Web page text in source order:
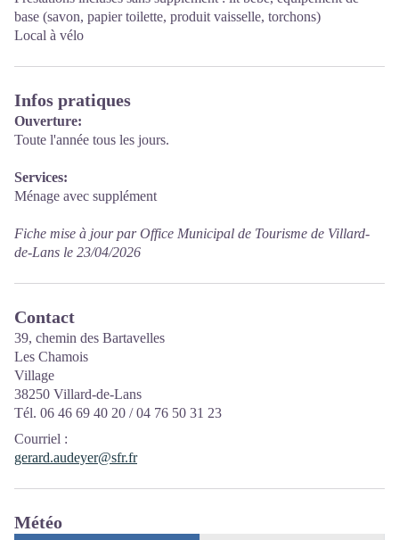
base (savon, papier toilette, produit vaisselle, torchons)
Local à vélo
Infos pratiques
Ouverture:
Toute l'année tous les jours.
Services:
Ménage avec supplément
Fiche mise à jour par Office Municipal de Tourisme de Villard-
de-Lans le 23/04/2026
Contact
39, chemin des Bartavelles
Les Chamois
Village
38250 Villard-de-Lans
Tél. 06 46 69 40 20 / 04 76 50 31 23
Courriel :
gerard.audeyer@sfr.fr
Météo